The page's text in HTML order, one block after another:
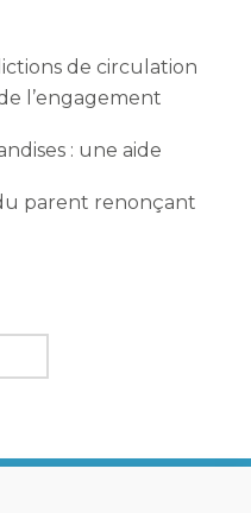
de circulation
l’engagement
: une aide
parent renonçant